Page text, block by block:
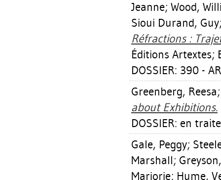
Jeanne; Wood,
Sioui Durand, Guy
Réfractions :
Éditions Artextes;
DOSSIER: 390 -
Greenberg, Reesa
about Exhibitions.
DOSSIER: en
Gale, Peggy;
Marshall;
Marjorie; Hume,